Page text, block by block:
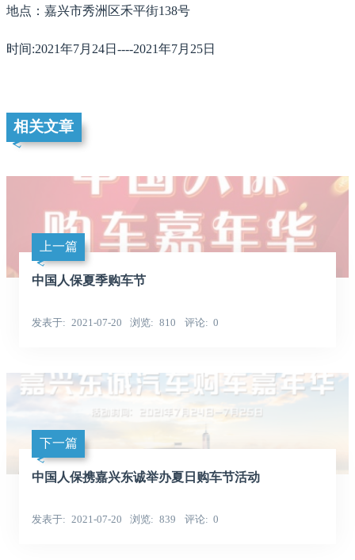
地点：嘉兴市秀洲区禾平街138号
时间:2021年7月24日----2021年7月25日
相关文章
上一篇
中国人保夏季购车节
发表于 2021-07-20 浏览 810 评论 0
下一篇
中国人保携嘉兴东诚举办夏日购车节活动
发表于 2021-07-20 浏览 839 评论 0